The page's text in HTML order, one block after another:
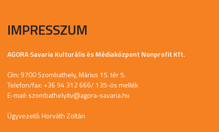
IMPRESSZUM
AGORA Savaria Kulturális és Médiaközpont Nonprofit Kft.
Cím: 9700 Szombathely, Márius 15. tér 5.
Telefon/fax: +36 94 312 666/ 135-ös mellék
E-mail: szombathelyitv@agora-savaria.hu
Ügyvezető: Horváth Zoltán